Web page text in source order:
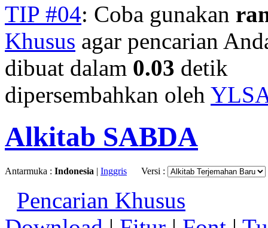
TIP #04: Coba gunakan
Khusus agar pencarian
dibuat dalam 0.03 detik
dipersembahkan oleh
Alkitab SABDA
Antarmuka : Indonesia | Inggris Versi :
Pencarian Khusus